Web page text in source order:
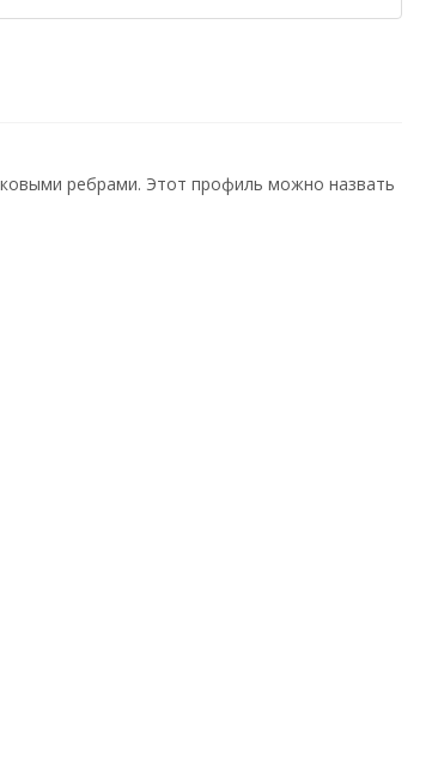
ребрами. Этот профиль можно назвать